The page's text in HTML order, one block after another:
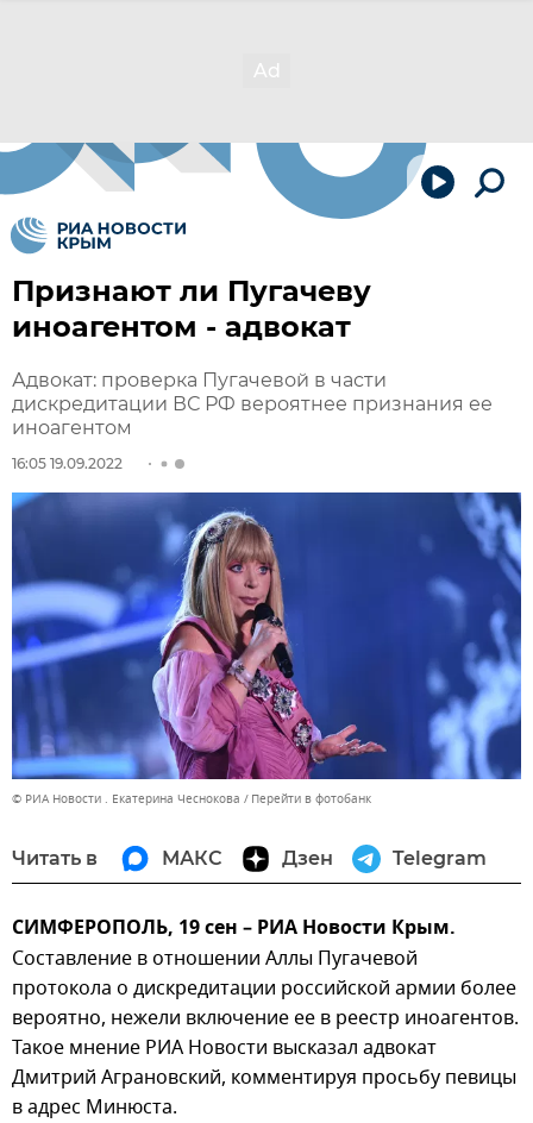
Признают ли Пугачеву
иноагентом - адвокат
Адвокат: проверка Пугачевой в части
дискредитации ВС РФ вероятнее признания ее
иноагентом
16:05 19.09.2022
© РИА Новости . Екатерина Чеснокова Перейти в фотобанк
Читать в МАКС Дзен Telegram
СИМФЕРОПОЛЬ, 19 сен – РИА Новости Крым.
Составление в отношении Аллы Пугачевой
протокола о дискредитации российской армии более
вероятно, нежели включение ее в реестр иноагентов.
Такое мнение РИА Новости высказал адвокат
Дмитрий Аграновский, комментируя просьбу певицы
в адрес Минюста.